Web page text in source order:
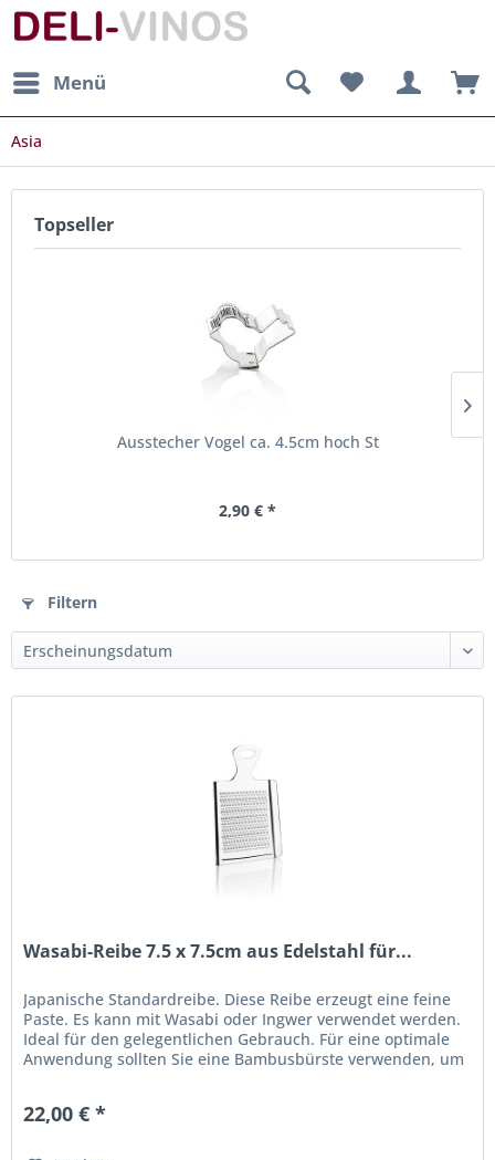
Menü
Asia
Topseller
Ausstecher Vogel ca. 4.5cm hoch St
2,90 € *
Filtern
Wasabi-Reibe 7.5 x 7.5cm aus Edelstahl für...
Japanische Standardreibe. Diese Reibe erzeugt eine feine
Paste. Es kann mit Wasabi oder Ingwer verwendet werden.
Ideal für den gelegentlichen Gebrauch. Für eine optimale
Anwendung sollten Sie eine Bambusbürste verwenden, um
22,00 € *